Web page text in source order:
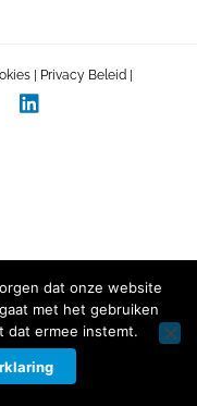
Privacy Beleid
Twitter
dat onze website
met het gebruiken
dat ermee instemt.